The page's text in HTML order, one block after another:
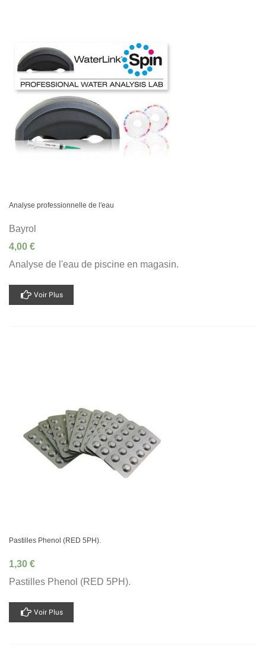
Analyse professionnelle de l'eau
Bayrol
4,00 €
Analyse de l'eau de piscine en magasin.
Voir Plus
Pastilles Phenol (RED 5PH).
1,30 €
Pastilles Phenol (RED 5PH).
Voir Plus